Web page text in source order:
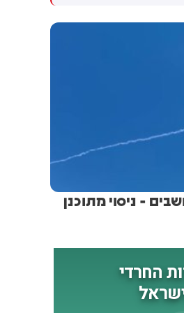
- ניסוי מתוכנן